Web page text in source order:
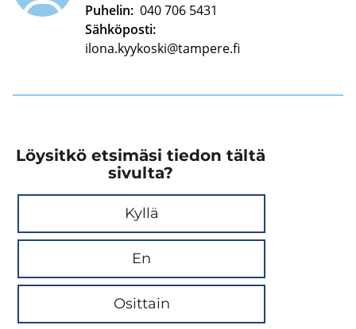
Puhelin: 040 706 5431
Sähköposti:
ilona.kyykoski@tampere.fi
Löysitkö etsimäsi tiedon tältä
sivulta?
Kyllä
En
Osittain